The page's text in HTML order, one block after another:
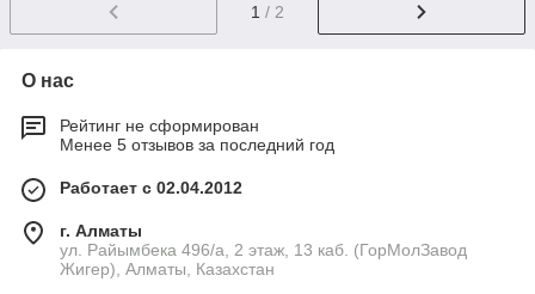
1 / 2
О нас
Рейтинг не сформирован
Менее 5 отзывов за последний год
Работает с 02.04.2012
г. Алматы
ул. Райымбека 496/а, 2 этаж, 13 каб. (ГорМолЗавод
Жигер), Алматы, Казахстан